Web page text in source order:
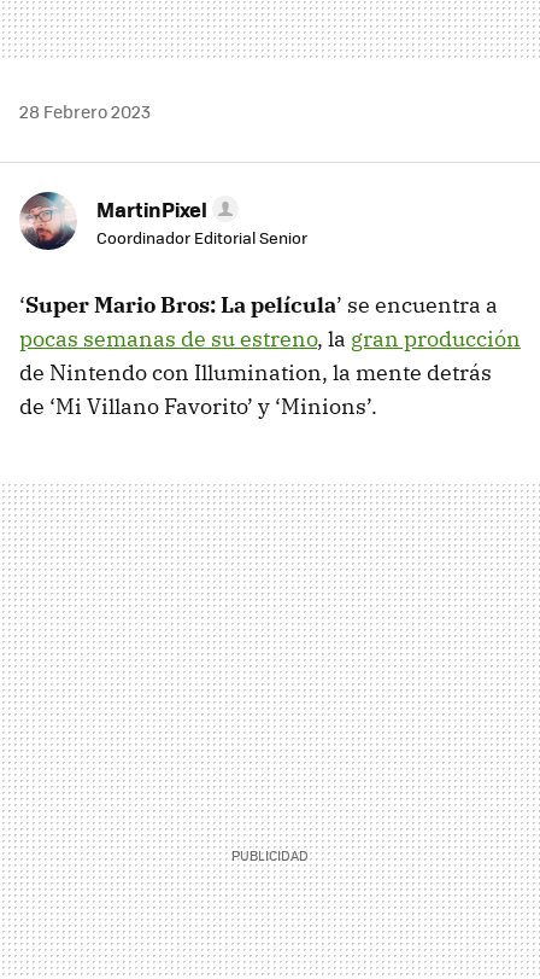
28 Febrero 2023
MartinPixel
Coordinador Editorial Senior
‘Super Mario Bros: La película’ se encuentra a
pocas semanas de su estreno, la gran producción
de Nintendo con Illumination, la mente detrás
de ‘Mi Villano Favorito’ y ‘Minions’.